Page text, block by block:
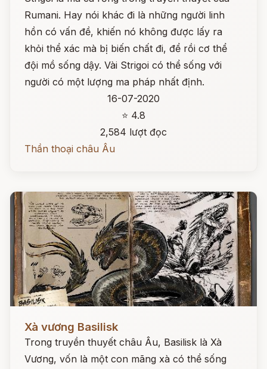
Rumani. Hay nói khác đi là những người linh
hồn có vấn đề, khiến nó không được lấy ra
khỏi thể xác mà bị biến chất đi, để rồi cơ thể
đội mồ sống dậy. Vài Strigoi có thể sống với
người có một lượng ma pháp nhất định.
16-07-2020
⭐ 4.8
2,584 lượt đọc
Thần thoại châu Âu
Xà vương Basilisk
Trong truyền thuyết châu Âu, Basilisk là Xà
Vương, vốn là một con mãng xà có thể sống